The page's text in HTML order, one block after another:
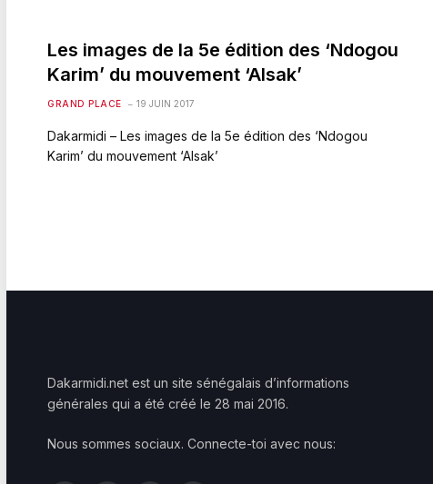
Les images de la 5e édition des ‘Ndogou
Karim’ du mouvement ‘Alsak’
GRAND PLACE 19 JUIN 2017
Dakarmidi – Les images de la 5e édition des ‘Ndogou
Karim’ du mouvement ‘Alsak’
Dakarmidi.net est un site sénégalais d’informations
générales qui a été créé le 28 mai 2016.
Nous sommes sociaux. Connecte-toi avec nous: